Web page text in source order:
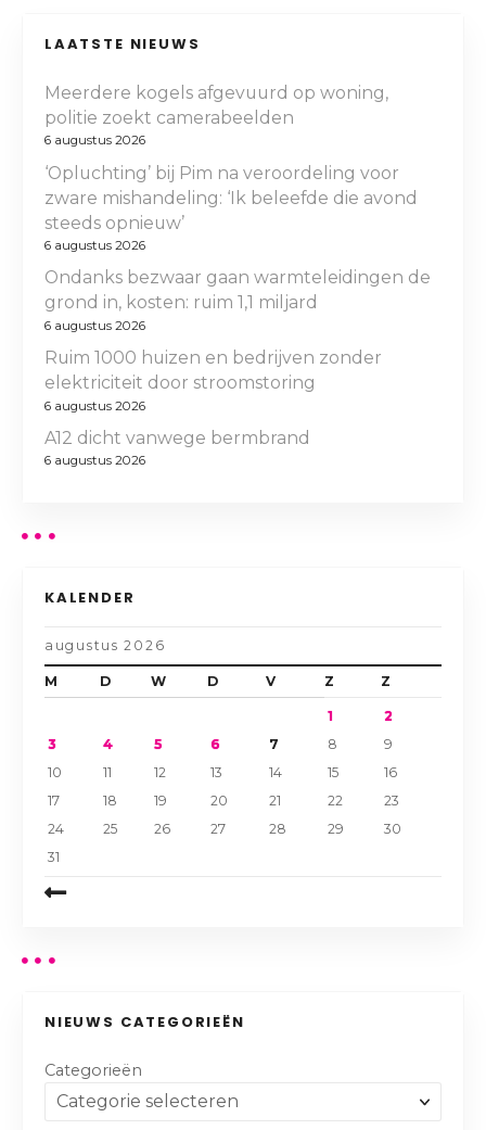
LAATSTE NIEUWS
Meerdere kogels afgevuurd op woning,
politie zoekt camerabeelden
6 augustus 2026
‘Opluchting’ bij Pim na veroordeling voor
zware mishandeling: ‘Ik beleefde die avond
steeds opnieuw’
6 augustus 2026
Ondanks bezwaar gaan warmteleidingen de
grond in, kosten: ruim 1,1 miljard
6 augustus 2026
Ruim 1000 huizen en bedrijven zonder
elektriciteit door stroomstoring
6 augustus 2026
A12 dicht vanwege bermbrand
6 augustus 2026
KALENDER
augustus 2026
M D W D V Z Z
1
2
3
4 5 6 7 8
9
10
11 12 13 14 15
16
17
18 19 20 21 22
23
24
25 26 27 28 29
30
31
NIEUWS CATEGORIEËN
Categorieën